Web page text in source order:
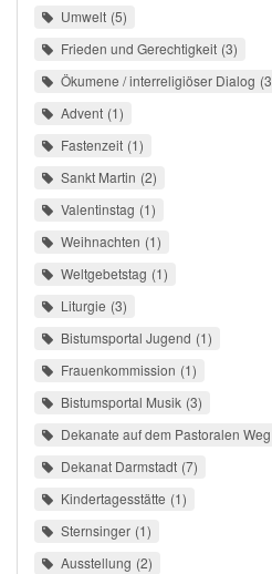
Umwelt 5
Frieden und Gerechtigkeit 3
Ökumene / interreligiöser Dialog 3
Advent 1
Fastenzeit 1
Sankt Martin 2
Valentinstag 1
Weihnachten 1
Weltgebetstag 1
Liturgie 3
Bistumsportal Jugend 1
Frauenkommission 1
Bistumsportal Musik 3
Dekanate auf dem Pastoralen Weg
Dekanat Darmstadt 7
Kindertagesstätte 1
Sternsinger 1
Ausstellung 2